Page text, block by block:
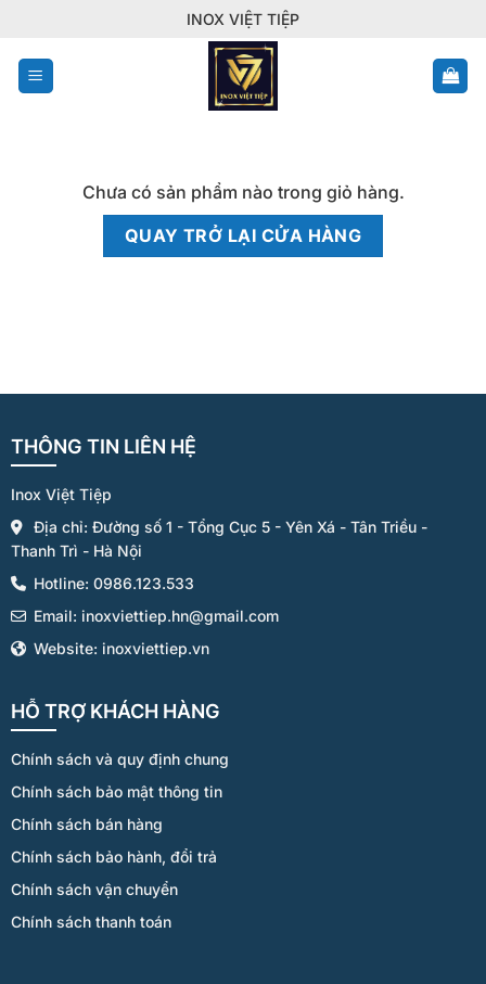
nội
dung
INOX VIỆT TIỆP
Chưa có sản phẩm nào trong giỏ hàng.
QUAY TRỞ LẠI CỬA HÀNG
THÔNG TIN LIÊN HỆ
Inox Việt Tiệp
Địa chỉ: Đường số 1 - Tổng Cục 5 - Yên Xá - Tân Triều -
Thanh Trì - Hà Nội
Hotline: 0986.123.533
Email: inoxviettiep.hn@gmail.com
Website: inoxviettiep.vn
HỖ TRỢ KHÁCH HÀNG
Chính sách và quy định chung
Chính sách bảo mật thông tin
Chính sách bán hàng
Chính sách bảo hành, đổi trả
Chính sách vận chuyển
Chính sách thanh toán